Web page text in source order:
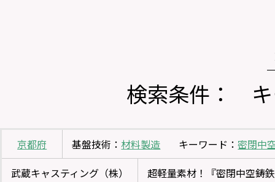
検索条件： キ
京都府 基盤技術：材料製造 キーワード：密閉中
武蔵キャスティング（株）
超軽量素材！『密閉中空鋳